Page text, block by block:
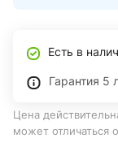
Есть в
Гарантия 5
Цена
может отличаться